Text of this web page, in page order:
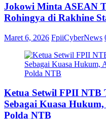
Jokowi Minta ASEAN
Rohingya di Rakhine
Maret 6, 2026 FpiiCyberNews
Ketua Setwil FPII
Sebagai Kuasa
Polda NTB